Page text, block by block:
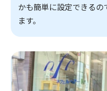
かも簡単に設定できる
ます。